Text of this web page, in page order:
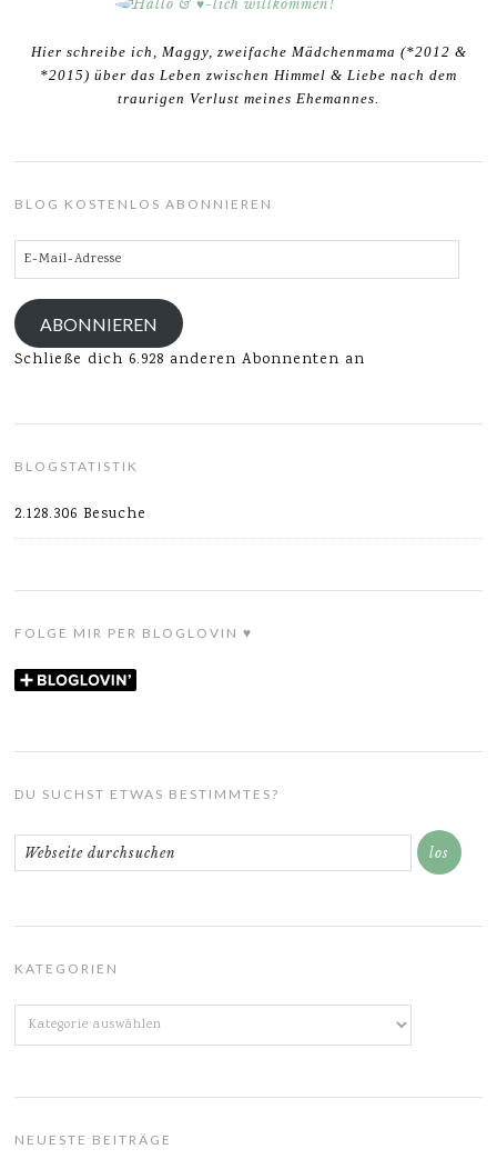
Hier schreibe ich, Maggy, zweifache Mädchenmama (*2012 &
*2015) über das Leben zwischen Himmel & Liebe nach dem
traurigen Verlust meines Ehemannes.
BLOG KOSTENLOS ABONNIEREN
E-
Mail-
Adresse
ABONNIEREN
Schließe dich 6.928 anderen Abonnenten an
BLOGSTATISTIK
2.128.306 Besuche
FOLGE MIR PER BLOGLOVIN ♥
DU SUCHST ETWAS BESTIMMTES?
KATEGORIEN
Kategorien
NEUESTE BEITRÄGE